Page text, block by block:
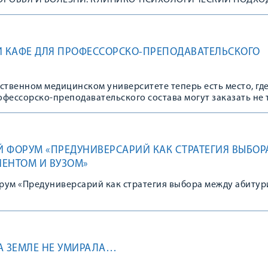
КАФЕ ДЛЯ ПРОФЕССОРСКО-ПРЕПОДАВАТЕЛЬСКОГО
медицинском университете теперь есть место, где
преподавательского состава могут заказать не
ФОРУМ «ПРЕДУНИВЕРСАРИЙ КАК СТРАТЕГИЯ
И ВУЗОМ»
«Предуниверсарий как стратегия выбора между
ЗЕМЛЕ НЕ УМИРАЛА…